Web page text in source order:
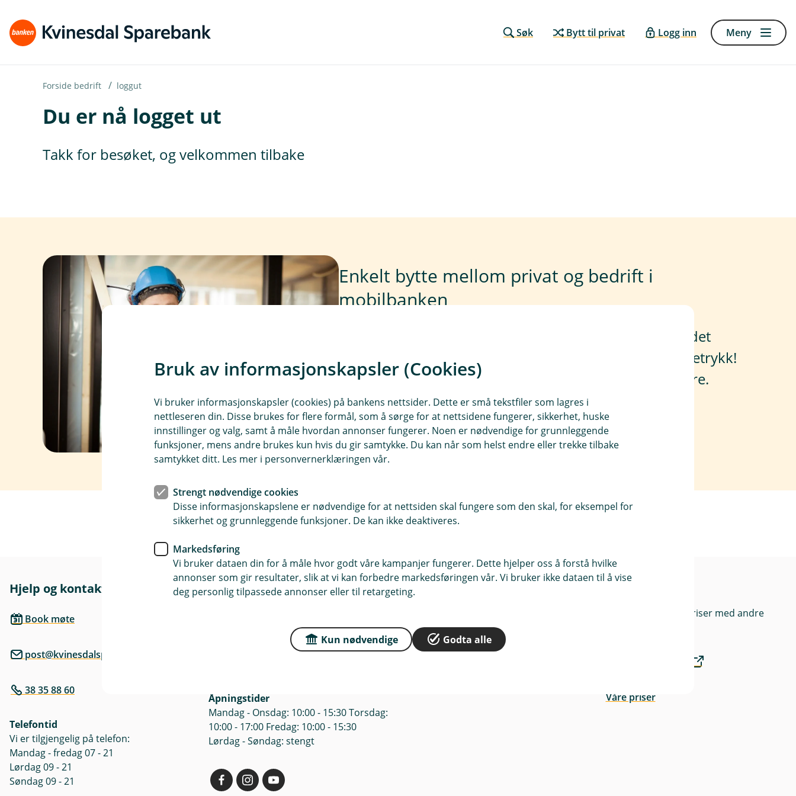
Søk Bytt til privat Logg inn Meny
Forside bedrift loggut
Du er nå logget ut
Takk for besøket, og velkommen tilbake
Enkelt bytte mellom privat og bedrift i
mobilbanken
Har du allerede lastet ned mobilbanken privat? Nå er det
enkelt å bytte mellom privat og bedrift med et par tastetrykk!
Du velger bare "bytt til bedrift" i menyen øverst til høyre.
Les mer og kom i gang
Hjelp og kontakt
Book møte
post@kvinesdalsparebank.no
38 35 88 60
Telefontid
Vi er tilgjengelig på telefon:
Mandag - fredag 07 - 21
Lørdag 09 - 21
Søndag 09 - 21
Her finner du oss
Nesgata 7A, 4480 Kvinesdal
Åpningstider
Mandag - Onsdag: 10:00 - 15:30 Torsdag:
10:00 - 17:00 Fredag: 10:00 - 15:30
Lørdag - Søndag: stengt
Om Kvinesdal Sparebank
Om oss
Sammenlign våre priser med andre
Våre priser
Bruk av informasjonskapsler (Cookies)
Vi bruker informasjonskapsler (cookies) på bankens nettsider. Dette er små tekstfiler som lagres i
nettleseren din. Disse brukes for flere formål, som å sørge for at nettsidene fungerer, sikkerhet, huske
innstillinger og valg, samt å måle hvordan annonser fungerer. Noen er nødvendige for grunnleggende
funksjoner, mens andre brukes kun hvis du gir samtykke. Du kan når som helst endre eller trekke tilbake
samtykket ditt. Les mer i personvernerklæringen vår.
Strengt nødvendige cookies
Disse informasjonskapslene er nødvendige for at nettsiden skal fungere som den skal, for eksempel for
sikkerhet og grunnleggende funksjoner. De kan ikke deaktiveres.
Markedsføring
Vi bruker dataen din for å måle hvor godt våre kampanjer fungerer. Dette hjelper oss å forstå hvilke
annonser som gir resultater, slik at vi kan forbedre markedsføringen vår. Vi bruker ikke dataen til å vise
deg personlig tilpassede annonser eller til retargeting.
Kun nødvendige Godta alle